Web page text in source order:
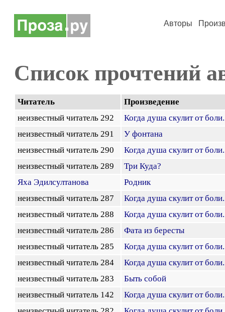
Авторы
Список прочтений
Читатель
Произведение
неизвестный читатель 292
Когда душа скулит от
неизвестный читатель 291
У фонтана
неизвестный читатель 290
Когда душа скулит от
неизвестный читатель 289
Три Куда?
Яха Эдилсултанова
Родник
неизвестный читатель 287
Когда душа скулит от
неизвестный читатель 288
Когда душа скулит от
неизвестный читатель 286
Фата из бересты
неизвестный читатель 285
Когда душа скулит от
неизвестный читатель 284
Когда душа скулит от
неизвестный читатель 283
Быть собой
неизвестный читатель 142
Когда душа скулит от